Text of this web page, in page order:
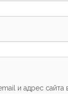
и адрес сайта